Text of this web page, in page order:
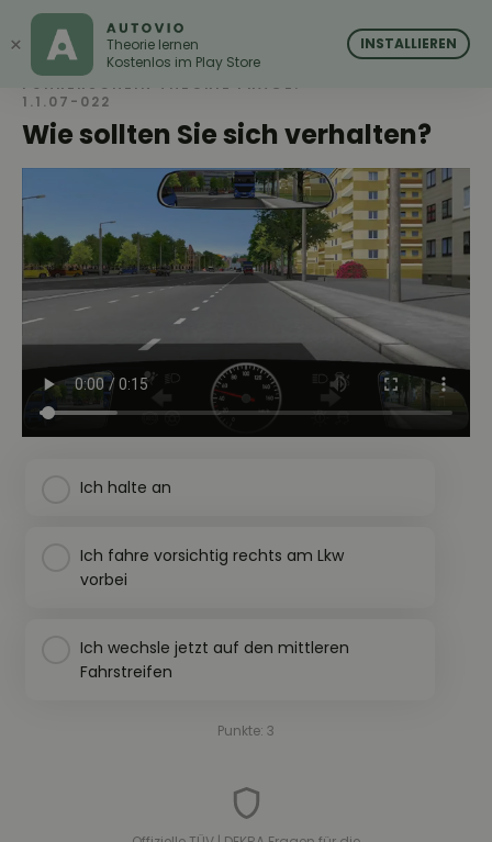
AUTOVIO
Wie sollten Sie sich verhalten?
FÜHRERSCHEIN THEORIE FRAGE:
1.1.07-022
Ich halte an
Ich fahre vorsichtig rechts am Lkw
vorbei
Ich wechsle jetzt auf den mittleren
Fahrstreifen
Punkte: 3
× AUTOVIO
Theorie lernen
Kostenlos im Play Store
INSTALLIEREN